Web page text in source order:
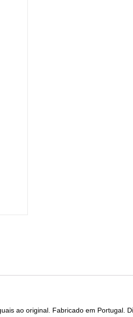
ao original. Fabricado em Portugal.